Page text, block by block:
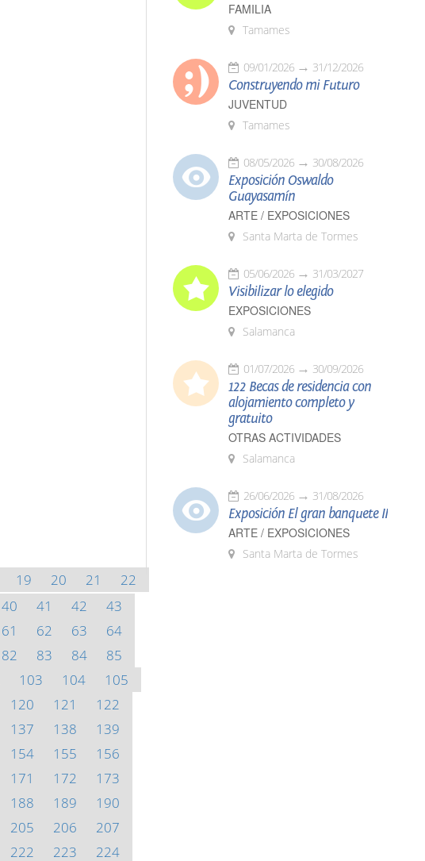
19 20 21
22
40 41 42
43
61 62 63
64
82 83 84
85
103 104
105
120 121
122
137 138
139
154 155
156
171 172
173
188 189
190
205 206
207
222 223 224
FAMILIA
Tamames
09/01/2026 31/12/2026
Construyendo mi Futuro
JUVENTUD
Tamames
08/05/2026 30/08/2026
Exposición Oswaldo
Guayasamín
ARTE / EXPOSICIONES
Santa Marta de Tormes
05/06/2026 31/03/2027
Visibilizar lo elegido
EXPOSICIONES
Salamanca
01/07/2026 30/09/2026
122 Becas de residencia con
alojamiento completo y
gratuito
OTRAS ACTIVIDADES
Salamanca
26/06/2026 31/08/2026
Exposición El gran banquete II
ARTE / EXPOSICIONES
Santa Marta de Tormes